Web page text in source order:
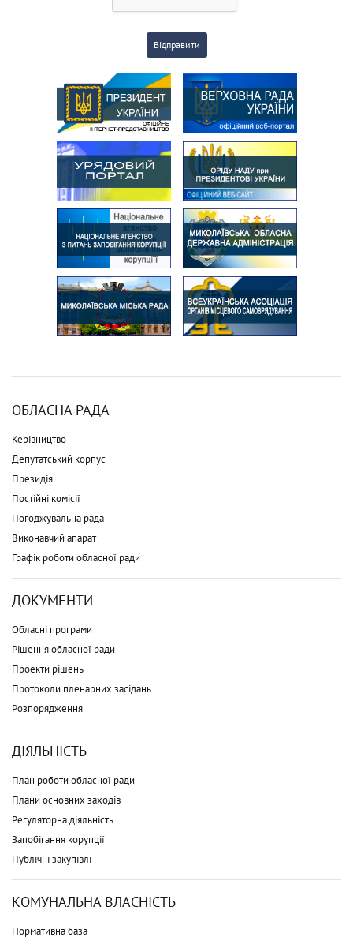
Відправити
ОБЛАСНА РАДА
Керівництво
Депутатський корпус
Президія
Постійні комісії
Погоджувальна рада
Виконавчий апарат
Графік роботи обласної ради
ДОКУМЕНТИ
Обласні програми
Рішення обласної ради
Проекти рішень
Протоколи пленарних засідань
Розпорядження
ДІЯЛЬНІСТЬ
План роботи обласної ради
Плани основних заходів
Регуляторна діяльність
Запобігання корупції
Публічні закупівлі
КОМУНАЛЬНА ВЛАСНІСТЬ
Нормативна база